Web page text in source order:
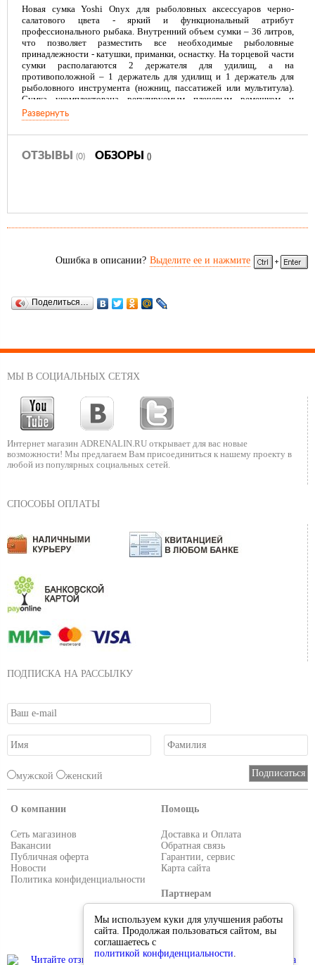
Новая сумка Yoshi Onyx для рыболовных аксессуаров черно-
салатового цвета - яркий и функциональный атрибут
профессионального рыбака. Внутренний объем сумки – 36 литров,
что позволяет разместить все необходимые рыболовные
принадлежности - катушки, приманки, оснастку. На торцевой части
сумки располагаются 2 держателя для удилищ, а на
противоположной – 1 держатель для удилищ и 1 держатель для
рыболовного инструмента (ножниц, пассатижей или мультитула).
Сумка укомплектована регулируемым плечевым ремешком и
удобными пластиковыми ручками для переноски, твердой крышкой
и жестким днищем с рельефными вставками-ножками против
скольжения, липкой застежкой для быстрого доступа, а также
собачками. Также на боковой стороне нанесена линейка – шкала в
соединения, благодаря чему сумки Yoshi Onyx чрезвычайно
Размеры: 45*28*29 см;
Толщина ЭВА: 2мм.
Развернуть
ОТЗЫВЫ (0) ОБЗОРЫ ()
Ошибка в описании? Выделите ее и нажмите
Поделиться…
МЫ В СОЦИАЛЬНЫХ СЕТЯХ
Интернет магазин ADRENALIN.RU открывает для вас новые
возможности! Мы предлагаем Вам присоединиться к нашему проекту в
любой из популярных социальных сетей.
СПОСОБЫ ОПЛАТЫ
ПОДПИСКА НА РАССЫЛКУ
мужской женский
О компании
Сеть магазинов
Вакансии
Публичная оферта
Новости
Политика конфиденциальности
Помощь
Доставка и Оплата
Обратная связь
Гарантии, сервис
Карта сайта
Партнерам
Условия работы
Реквизиты
Мы используем куки для улучшения работы
сайта. Продолжая пользоваться сайтом, вы
соглашаетесь с
политикой конфиденциальности.